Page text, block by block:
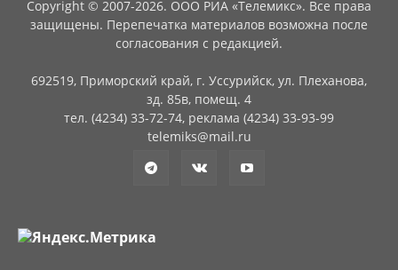
Copyright © 2007-2026. ООО РИА «Телемикс». Все права
защищены. Перепечатка материалов возможна после
согласования с редакцией.
692519, Приморский край, г. Уссурийск, ул. Плеханова,
зд. 85в, помещ. 4
тел. (4234) 33-72-74, реклама (4234) 33-93-99
telemiks@mail.ru